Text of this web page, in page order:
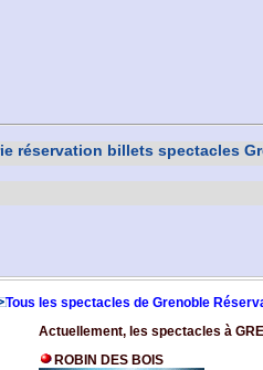
réservation billets spectacles
Tous les spectacles de Grenoble
Actuellement, les spectacles à
ROBIN DES BOIS